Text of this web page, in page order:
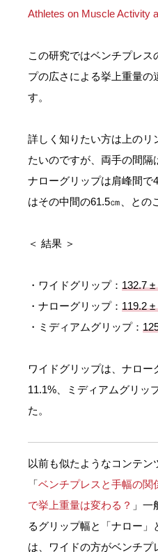
Athletes on Muscle Activity
この研究ではベンチプレス
プの広さによる挙上重量の
す。
詳しく知りたい方は上のリ
たいのですが、両手の間隔
ナローグリップは肩峰間で
はその中間の61.5㎝、との
＜ 結果 ＞
・ワイドグリップ： 132.7 ±
・ナローグリップ： 119.2 ±
・ミディアムグリップ：
ワイドグリップは、ナロー
11.1%、ミディアムグリッ
た。
以前も似たようなコンテ
「ベンチプレスと手幅の関
で挙上重量は変わる？ 」
るグリップ幅と「ナロー
は、ワイドの方がベンチプ